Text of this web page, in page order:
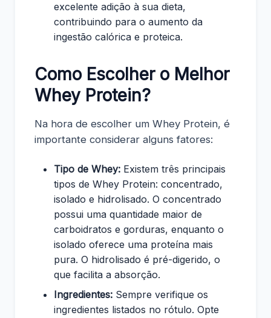
excelente adição à sua dieta,
contribuindo para o aumento da
ingestão calórica e proteica.
Como Escolher o Melhor
Whey Protein?
Na hora de escolher um Whey Protein, é
importante considerar alguns fatores:
Tipo de Whey: Existem três principais
tipos de Whey Protein: concentrado,
isolado e hidrolisado. O concentrado
possui uma quantidade maior de
carboidratos e gorduras, enquanto o
isolado oferece uma proteína mais
pura. O hidrolisado é pré-digerido, o
que facilita a absorção.
Ingredientes: Sempre verifique os
ingredientes listados no rótulo. Opte